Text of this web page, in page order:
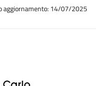
aggiornamento: 14/07/2025